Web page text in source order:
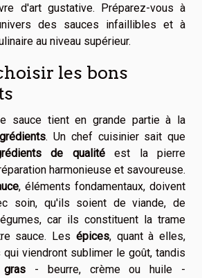
d'art gustative. Préparez-vous à
des sauces infaillibles et à
au niveau supérieur.
les bons
sauce tient en grande partie à la
. Un chef cuisinier sait que
de qualitéest la pierre
harmonieuse et savoureuse.
, éléments fondamentaux, doivent
soin, qu'ils soient de viande, de
car ils constituent la trame
sauce. Les épices, quant à elles,
viendront sublimer le goût, tandis
- beurre, crème ou huile -